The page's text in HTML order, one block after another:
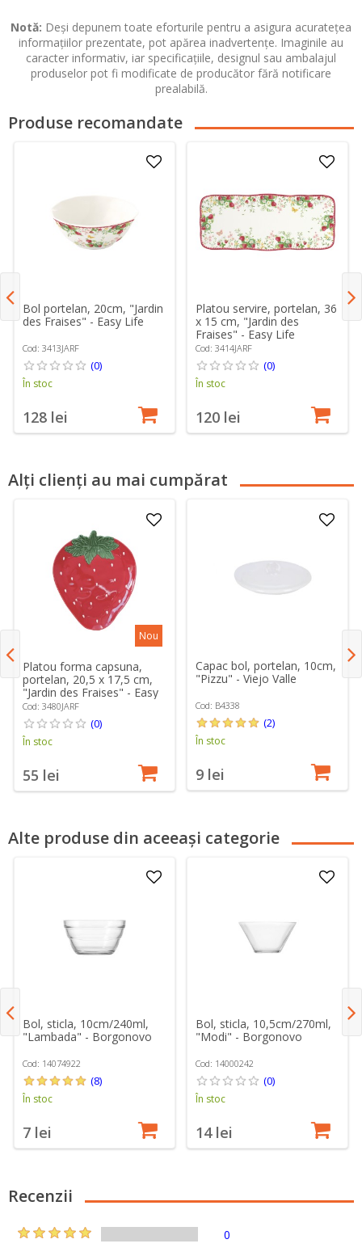
Notă: Deși depunem toate eforturile pentru a asigura acuratețea
informațiilor prezentate, pot apărea inadvertențe. Imaginile au
caracter informativ, iar specificațiile, designul sau ambalajul
produselor pot fi modificate de producător fără notificare
prealabilă.
Produse recomandate
Bol portelan, 20cm, "Jardin
des Fraises" - Easy Life
Cod: 3413JARF
(0)
În stoc
128 lei
Platou servire, portelan, 36
x 15 cm, "Jardin des
Fraises" - Easy Life
Cod: 3414JARF
(0)
În stoc
120 lei
Alți clienți au mai cumpărat
Nou
Platou forma capsuna,
portelan, 20,5 x 17,5 cm,
"Jardin des Fraises" - Easy
Life
Cod: 3480JARF
(0)
În stoc
55 lei
Capac bol, portelan, 10cm,
"Pizzu" - Viejo Valle
Cod: B4338
(2)
În stoc
9 lei
Alte produse din aceeași categorie
Bol, sticla, 10cm/240ml,
"Lambada" - Borgonovo
Cod: 14074922
(8)
În stoc
7 lei
Bol, sticla, 10,5cm/270ml,
"Modi" - Borgonovo
Cod: 14000242
(0)
În stoc
14 lei
Recenzii
0